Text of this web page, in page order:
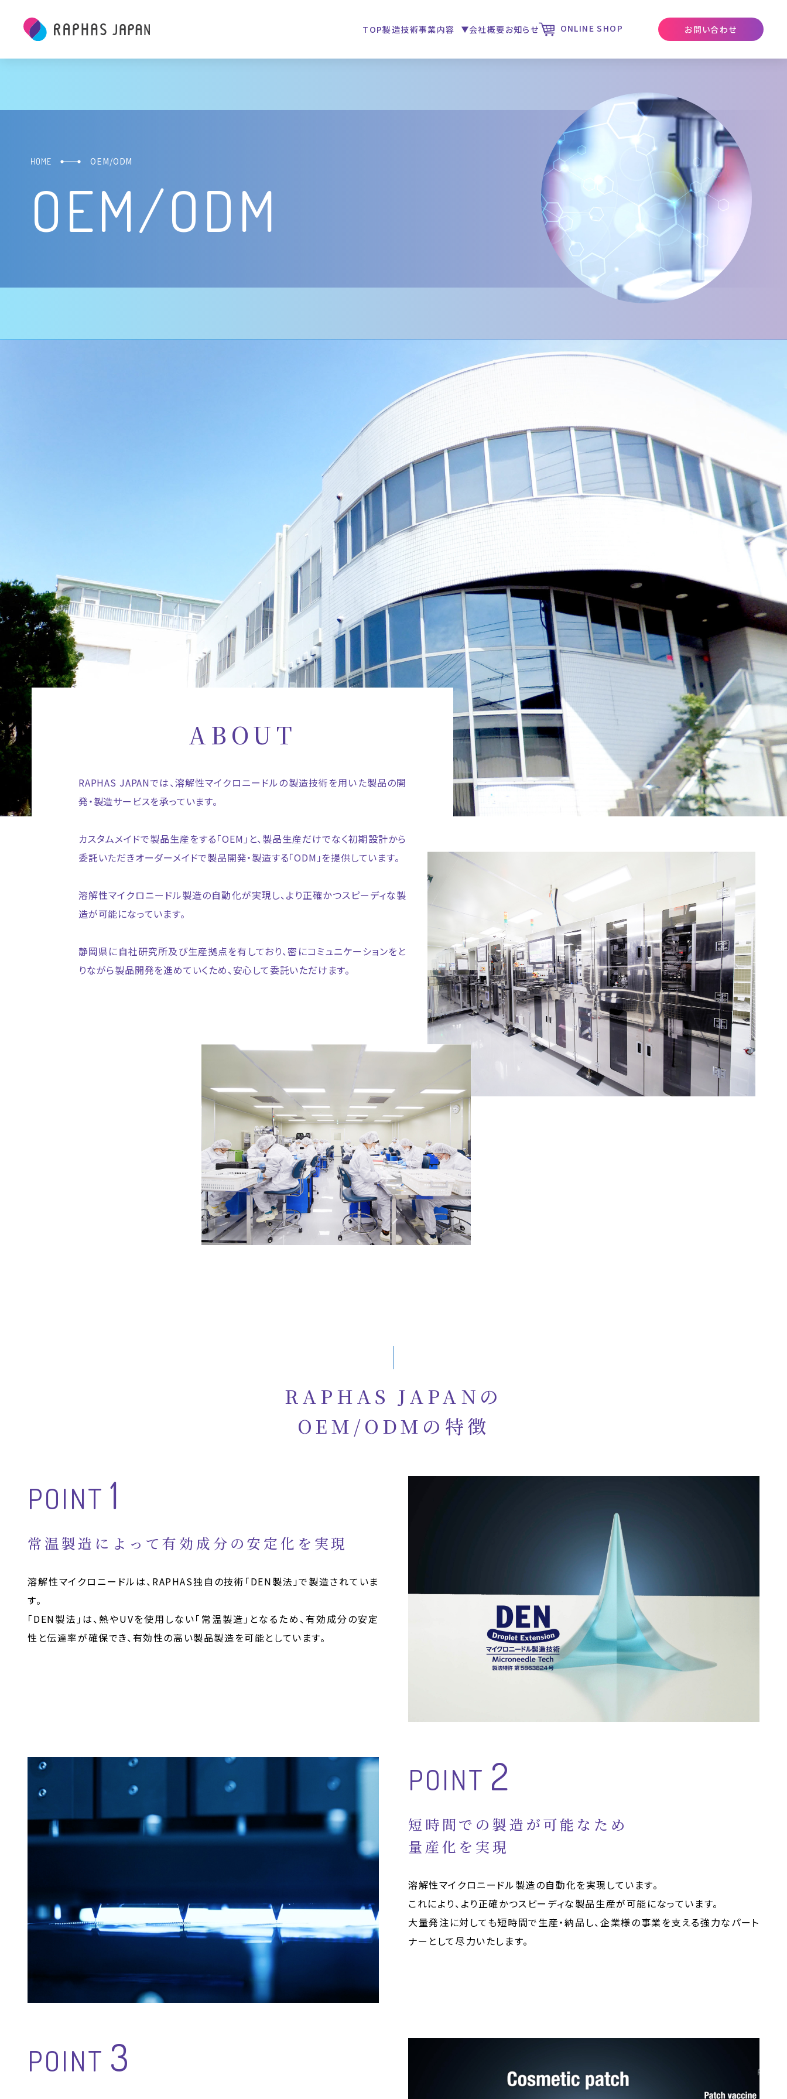
TOP製造技術事業内容 会社概要お知らせ ONLINE SHOP お問い合わせ
プライバシーポリシー
HOME OEM/ODM
OEM/ODM
ABOUT
RAPHAS JAPANでは、溶解性マイクロニードルの製造技術を用いた製品の開
発・製造サービスを承っています。
カスタムメイドで製品⽣産をする「OEM」と、製品⽣産だけでなく初期設計から
委託いただきオーダーメイドで製品開発・製造する「ODM」を提供しています。
溶解性マイクロニードル製造の自動化が実現し、より正確かつスピーディな製
造が可能になっています。
静岡県に⾃社研究所及び⽣産拠点を有しており、密にコミュニケーションをと
りながら製品開発を進めていくため、安心して委託いただけます。
RAPHAS JAPANの
OEM/ODMの特徴
POINT 1
常温製造によって有効成分の安定化を実現
溶解性マイクロニードルは、RAPHAS独自の技術「DEN製法」で製造されていま
す。
「DEN製法」は、熱やUVを使用しない「常温製造」となるため、有効成分の安定
性と伝達率が確保でき、有効性の高い製品製造を可能としています。
POINT 2
短時間での製造が可能なため
量産化を実現
溶解性マイクロニードル製造の自動化を実現しています。
これにより、より正確かつスピーディな製品生産が可能になっています。
大量発注に対しても短時間で生産・納品し、企業様の事業を支える強力なパート
ナーとして尽力いたします。
POINT 3